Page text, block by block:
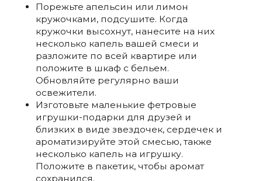
Порежьте апельсин или лимон
кружочками, подсушите. Когда
кружочки высохнут, нанесите на них
несколько капель вашей смеси и
разложите по всей квартире или
положите в шкаф с бельем.
Обновляйте регулярно ваши
освежители.
Изготовьте маленькие фетровые
игрушки-подарки для друзей и
близких в виде звездочек, сердечек и
ароматизируйте этой смесью, также
несколько капель на игрушку.
Положите в пакетик, чтобы аромат
сохранился.